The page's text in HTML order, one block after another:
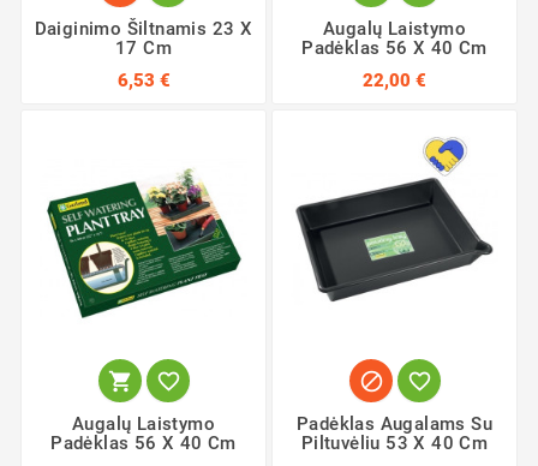
Daiginimo Šiltnamis 23 X
17 Cm
6,53 €
Augalų Laistymo
Padėklas 56 X 40 Cm
22,00 €
 
Augalų Laistymo
Padėklas 56 X 40 Cm
 
Padėklas Augalams Su
Piltuvėliu 53 X 40 Cm